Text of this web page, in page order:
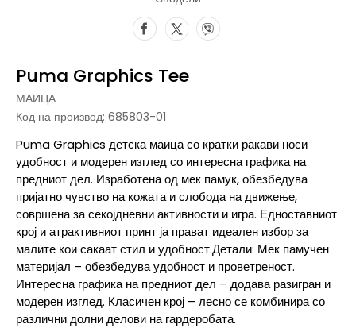
Puma Graphics Tee
МАИЦА
Код на производ: 685803-01
Puma Graphics детска маица со кратки ракави носи
удобност и модерен изглед со интересна графика на
предниот дел. Изработена од мек памук, обезбедува
пријатно чувство на кожата и слобода на движење,
совршена за секојдневни активности и игра. Едноставниот
крој и атрактивниот принт ја прават идеален избор за
малите кои сакаат стил и удобност.Детали: Мек памучен
материјал – обезбедува удобност и проветреност.
Интересна графика на предниот дел – додава разигран и
модерен изглед. Класичен крој – лесно се комбинира со
различни долни делови на гардеробата.